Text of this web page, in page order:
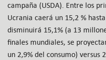
campaña (USDA). Entre los
Ucrania caerá un 15,2 %
disminuirá 15,1% (a 13
finales mundiales, se
un 2,9% del consumo)